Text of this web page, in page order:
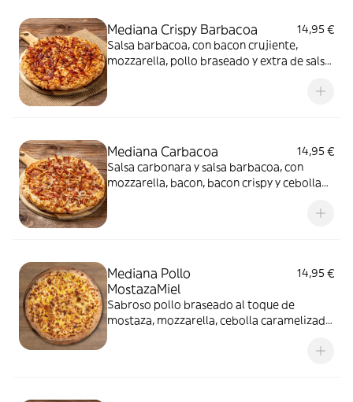
Mediana Crispy Barbacoa
14,95 €
Salsa barbacoa, con bacon crujiente,
mozzarella, pollo braseado y extra de salsa
Mediana Carbacoa
14,95 €
Salsa carbonara y salsa barbacoa, con
mozzarella, bacon, bacon crispy y cebolla
Mediana Pollo
MostazaMiel
14,95 €
Sabroso pollo braseado al toque de
mostaza, mozzarella, cebolla caramelizada